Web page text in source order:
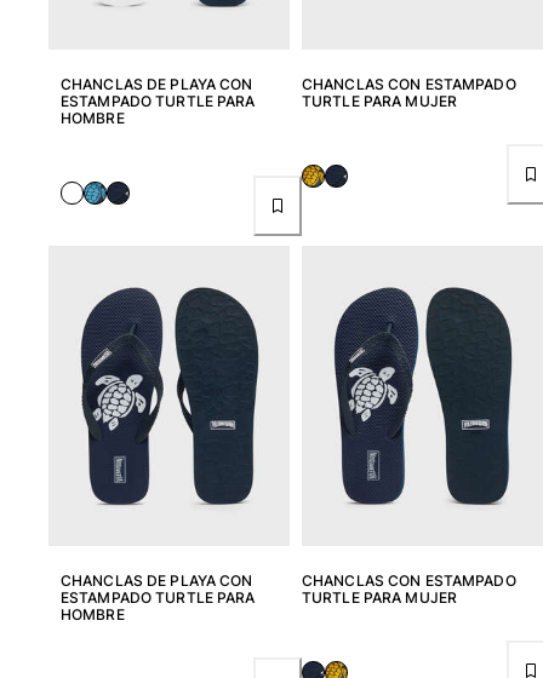
Pantalones
Loungewear
Ver todo Pret-a-porter
Ver todo Mujer
Trajes de baño
Bikinis
Una pieza
Tops
Partes de abajo
Pret-a-porter
CHANCLAS DE PLAYA CON
ESTAMPADO TURTLE PARA
HOMBRE
CHANCLAS CON ESTAMPADO
TURTLE PARA MUJER
CHANCLAS DE PLAYA CON
ESTAMPADO TURTLE PARA
HOMBRE
CHANCLAS CON ESTAMPADO
TURTLE PARA MUJER